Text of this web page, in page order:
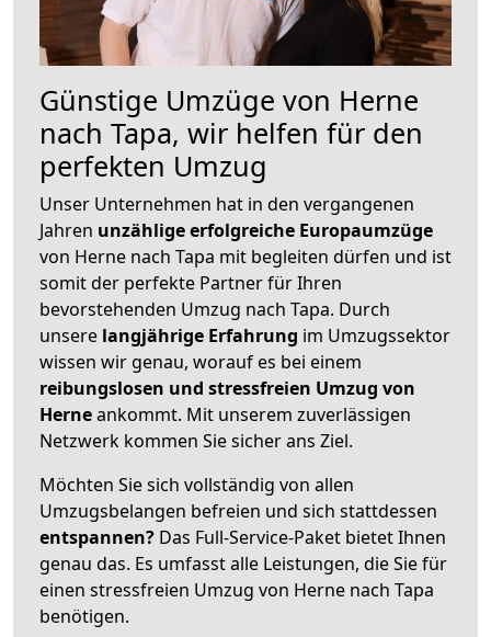
Günstige Umzüge von Herne
nach Tapa, wir helfen für den
perfekten Umzug
Unser Unternehmen hat in den vergangenen
Jahren unzählige erfolgreiche Europaumzüge
von Herne nach Tapa mit begleiten dürfen und ist
somit der perfekte Partner für Ihren
bevorstehenden Umzug nach Tapa. Durch
unsere langjährige Erfahrung im Umzugssektor
wissen wir genau, worauf es bei einem
reibungslosen und stressfreien Umzug von
Herneankommt. Mit unserem zuverlässigen
Netzwerk kommen Sie sicher ans Ziel.
Möchten Sie sich vollständig von allen
Umzugsbelangen befreien und sich stattdessen
entspannen? Das Full-Service-Paket bietet Ihnen
genau das. Es umfasst alle Leistungen, die Sie für
einen stressfreien Umzug von Herne nach Tapa
benötigen.